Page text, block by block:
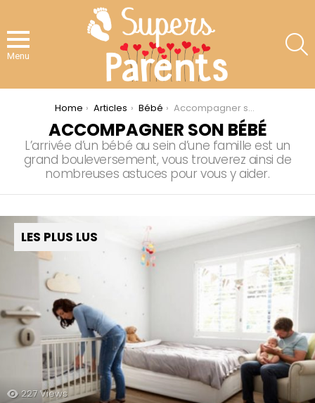
Menu
You are here:Home Articles Bébé Accompagner son bébé
ACCOMPAGNER SON BÉBÉ
L’arrivée d’un bébé au sein d’une famille est un
grand bouleversement, vous trouverez ainsi de
nombreuses astuces pour vous y aider.
LES PLUS LUS
227 Views